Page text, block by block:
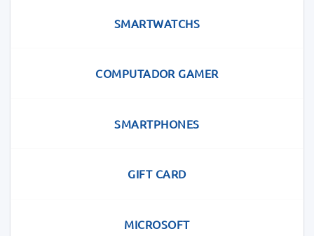
SMARTWATCHS
COMPUTADOR GAMER
SMARTPHONES
GIFT CARD
MICROSOFT